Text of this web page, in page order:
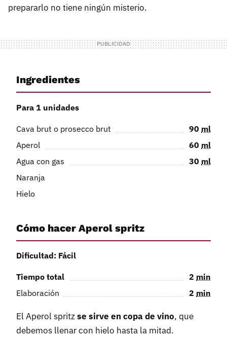
prepararlo no tiene ningún misterio.
Ingredientes
Para 1 unidades
Cava brut o prosecco brut 90 ml
Aperol
60 ml
Agua con gas
30 ml
Naranja
Hielo
Cómo hacer Aperol spritz
Dificultad: Fácil
Tiempo total 2 min
Elaboración
2 min
El Aperol spritzse sirve en copa de vino, que
debemos llenar con hielo hasta la mitad.